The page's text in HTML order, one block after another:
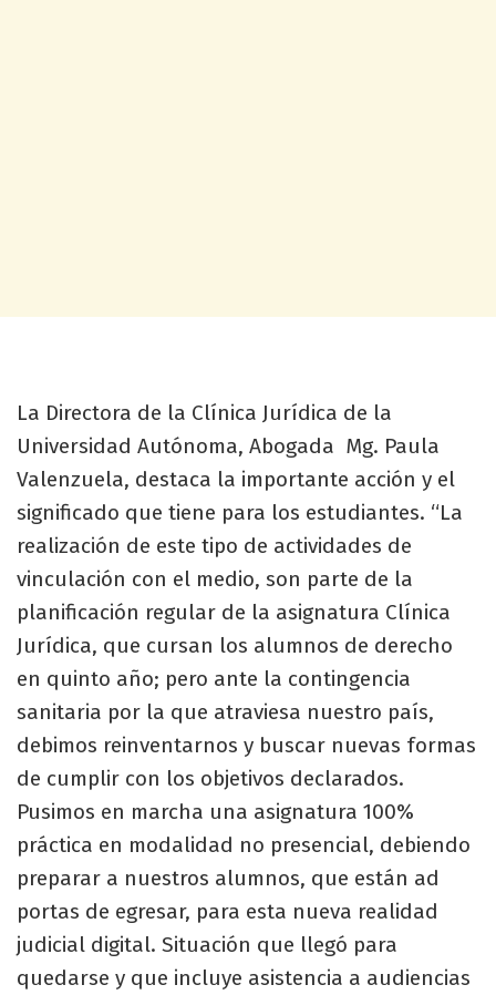
La Directora de la Clínica Jurídica de la
Universidad Autónoma, Abogada Mg. Paula
Valenzuela, destaca la importante acción y el
significado que tiene para los estudiantes. “La
realización de este tipo de actividades de
vinculación con el medio, son parte de la
planificación regular de la asignatura Clínica
Jurídica, que cursan los alumnos de derecho
en quinto año; pero ante la contingencia
sanitaria por la que atraviesa nuestro país,
debimos reinventarnos y buscar nuevas formas
de cumplir con los objetivos declarados.
Pusimos en marcha una asignatura 100%
práctica en modalidad no presencial, debiendo
preparar a nuestros alumnos, que están ad
portas de egresar, para esta nueva realidad
judicial digital. Situación que llegó para
quedarse y que incluye asistencia a audiencias